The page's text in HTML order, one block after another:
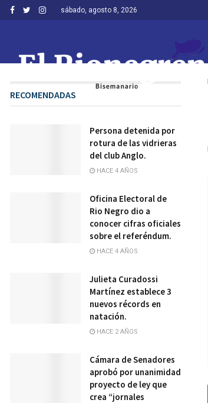
sábado, agosto 8, 2026
RECOMENDADAS
Persona detenida por
rotura de las vidrieras
del club Anglo.
HACE 4 AÑOS
Oficina Electoral de
Rio Negro dio a
conocer cifras oficiales
sobre el referéndum.
HACE 4 AÑOS
Julieta Curadossi
Martínez establece 3
nuevos récords en
natación.
HACE 2 AÑOS
Cámara de Senadores
aprobó por unanimidad
proyecto de ley que
crea “jornales